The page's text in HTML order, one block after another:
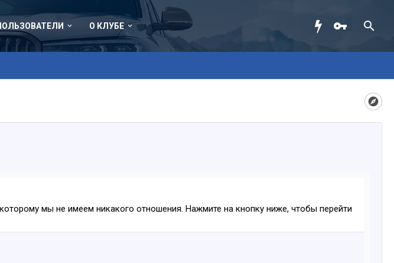
О КЛУБЕ
мы не имеем никакого отношения. Нажмите на кнопку ниже, чтобы перейти